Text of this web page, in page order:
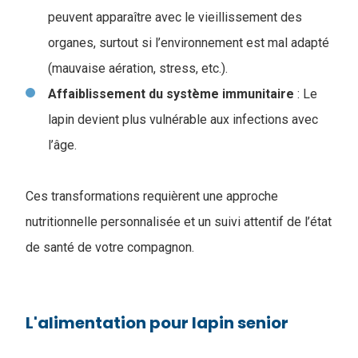
peuvent apparaître avec le vieillissement des
organes, surtout si l’environnement est mal adapté
(mauvaise aération, stress, etc.).
Affaiblissement du système immunitaire : Le
lapin devient plus vulnérable aux infections avec
l’âge.
Ces transformations requièrent une approche
nutritionnelle personnalisée et un suivi attentif de l’état
de santé de votre compagnon.
L'alimentation pour lapin senior